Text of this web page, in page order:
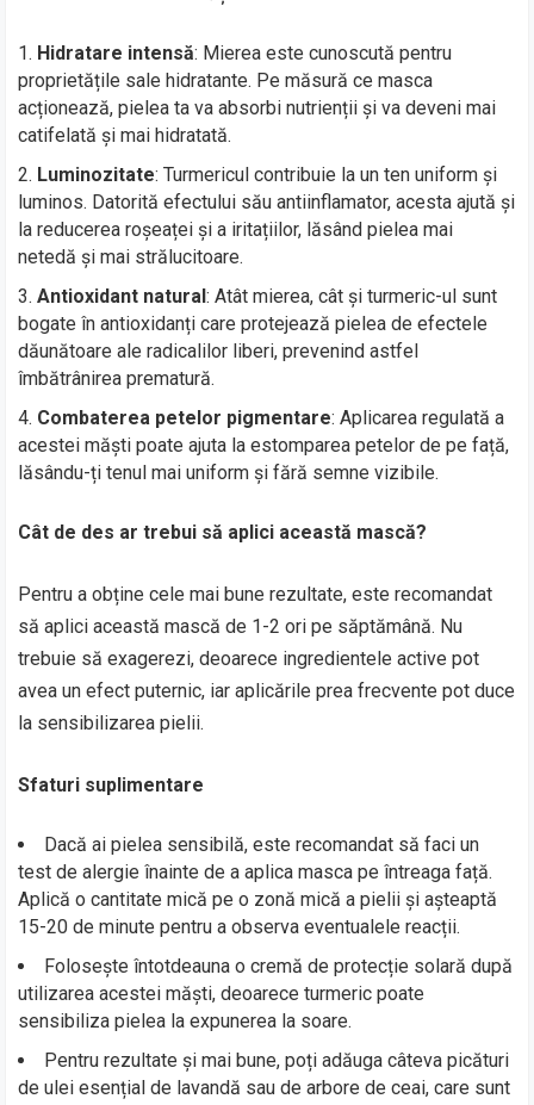
Hidratare intensă: Mierea este cunoscută pentru
proprietățile sale hidratante. Pe măsură ce masca
acționează, pielea ta va absorbi nutrienții și va deveni mai
catifelată și mai hidratată.
Luminozitate: Turmericul contribuie la un ten uniform și
luminos. Datorită efectului său antiinflamator, acesta ajută și
la reducerea roșeaței și a iritațiilor, lăsând pielea mai
netedă și mai strălucitoare.
Antioxidant natural: Atât mierea, cât și turmeric-ul sunt
bogate în antioxidanți care protejează pielea de efectele
dăunătoare ale radicalilor liberi, prevenind astfel
îmbătrânirea prematură.
Combaterea petelor pigmentare: Aplicarea regulată a
acestei măști poate ajuta la estomparea petelor de pe față,
lăsându-ți tenul mai uniform și fără semne vizibile.
Cât de des ar trebui să aplici această mască?
Pentru a obține cele mai bune rezultate, este recomandat
să aplici această mască de 1-2 ori pe săptămână. Nu
trebuie să exagerezi, deoarece ingredientele active pot
avea un efect puternic, iar aplicările prea frecvente pot duce
la sensibilizarea pielii.
Sfaturi suplimentare
Dacă ai pielea sensibilă, este recomandat să faci un
test de alergie înainte de a aplica masca pe întreaga față.
Aplică o cantitate mică pe o zonă mică a pielii și așteaptă
15-20 de minute pentru a observa eventualele reacții.
Folosește întotdeauna o cremă de protecție solară după
utilizarea acestei măști, deoarece turmeric poate
sensibiliza pielea la expunerea la soare.
Pentru rezultate și mai bune, poți adăuga câteva picături
de ulei esențial de lavandă sau de arbore de ceai, care sunt